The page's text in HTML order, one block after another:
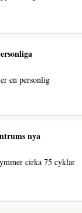
en personlig
nya
cirka 75 cyklar